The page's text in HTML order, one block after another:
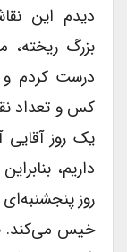
دیدم این
بزرگ ریخته،
درست کردم و
کس و تعداد
یک روز آقایی
داریم،
روز پنجشنبه‌ای
خیس می‌کند.